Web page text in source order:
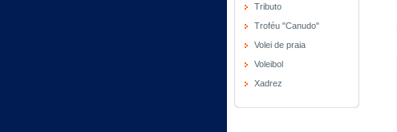
Tributo
Troféu "Canudo"
Volei de praia
Voleibol
Xadrez